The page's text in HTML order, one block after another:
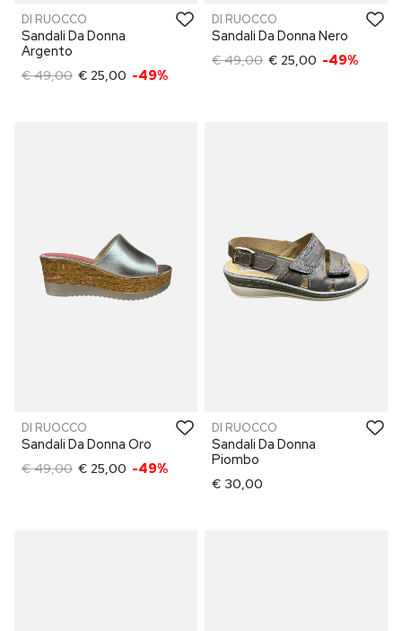
DI RUOCCO
Sandali Da Donna
Argento
€ 49,00 € 25,00 -49%
DI RUOCCO
Sandali Da Donna Nero
€ 49,00 € 25,00 -49%
DI RUOCCO
Sandali Da Donna Oro
€ 49,00 € 25,00 -49%
DI RUOCCO
Sandali Da Donna
Piombo
€ 30,00